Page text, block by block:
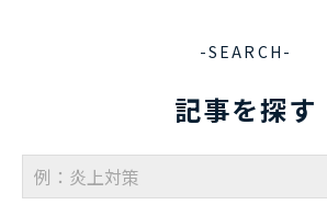
-SEARCH-
記事を探す